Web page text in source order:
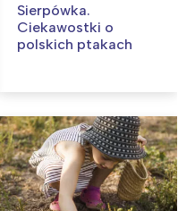
Sierpówka.
Ciekawostki o
polskich ptakach